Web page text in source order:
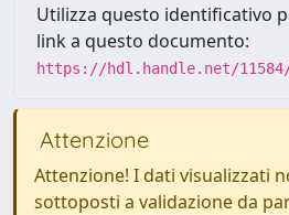
Utilizza questo identificativo
link a questo documento:
https://hdl.handle.net/11584/
Attenzione
Attenzione! I dati visualizzati
sottoposti a validazione da